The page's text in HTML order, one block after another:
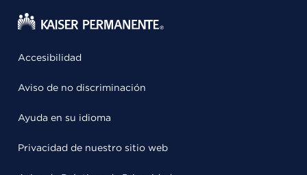
Accesibilidad
Aviso de no discriminación
Ayuda en su idioma
Privacidad de nuestro sitio web